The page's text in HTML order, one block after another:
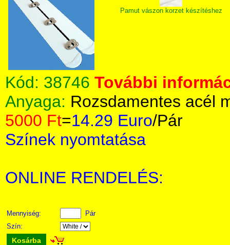
Pamut vászon korzet készítéshez
Kód: 38746 További
Anyaga: Rozsdamentes acél
5000 Ft=14.29 Euro/Pár
Színek nyomtatása
ONLINE RENDELÉS:
Mennyiség:
Pár
Szín:
Kosárba